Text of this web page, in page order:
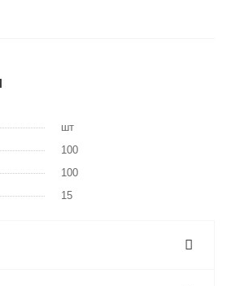
шт
100
100
15